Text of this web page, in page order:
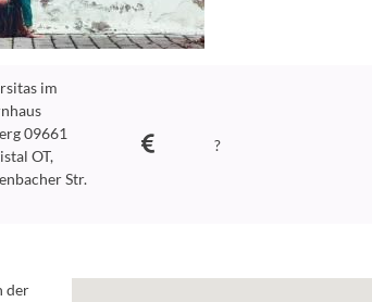
im
09661
OT,
Str.
?
der